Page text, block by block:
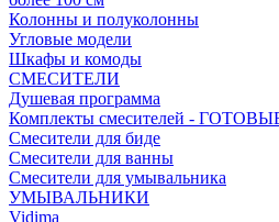
Колонны и полуколонны
Угловые модели
Шкафы и комоды
СМЕСИТЕЛИ
Душевая программа
Комплекты смесителей -
Смесители для биде
Смесители для ванны
Смесители для умывальника
УМЫВАЛЬНИКИ
Vidima